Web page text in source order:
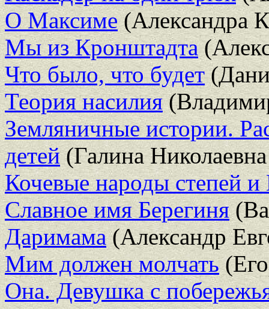
О Максиме(Александра
Мы из Кронштадта
Что было, что будет
Теория насилия
Земляничные истории.
детей(Галина
Кочевые народы степей и
Славное имя Берегиня
Даримама(Александр
Мим должен молчать
Она. Девушка с